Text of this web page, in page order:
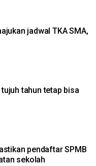
jadwal TKA SMA,
tahun tetap bisa
pendaftar SPMB
sekolah